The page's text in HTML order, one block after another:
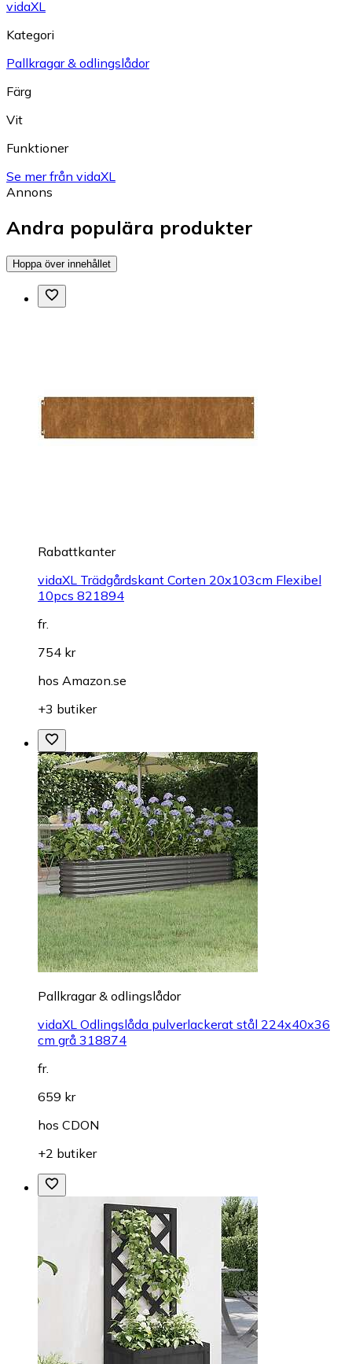
vidaXL
Kategori
Pallkragar & odlingslådor
Färg
Vit
Funktioner
Se mer från vidaXL
Annons
Andra populära produkter
Hoppa över innehållet
Rabattkanter
vidaXL Trädgårdskant Corten 20x103cm Flexibel
10pcs 821894
fr.
754 kr
hos Amazon.se
+3 butiker
Pallkragar & odlingslådor
vidaXL Odlingslåda pulverlackerat stål 224x40x36
cm grå 318874
fr.
659 kr
hos CDON
+2 butiker